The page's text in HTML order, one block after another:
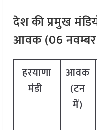
देश की प्रमुख
आवक (06नवम्बर
हरयाणा
मंडी
आवक
(टन
में)